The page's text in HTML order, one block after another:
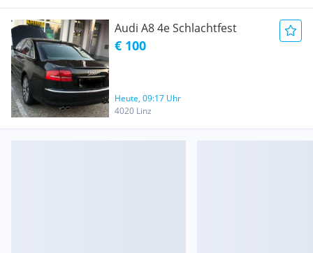
Audi A8 4e Schlachtfest
€ 100
Heute, 09:17 Uhr
4020 Linz